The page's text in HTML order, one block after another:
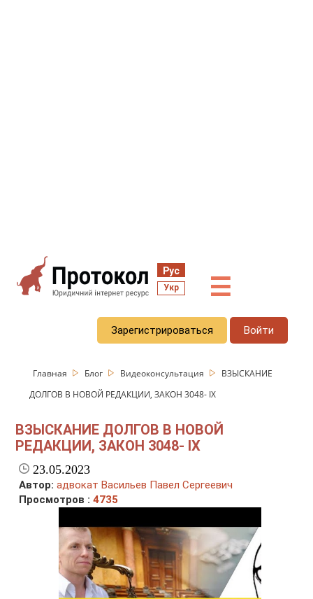
Рус
Укр ☰
Зарегистрироваться Войти
Главная Блог Видеоконсультация
ВЗЫСКАНИЕ
ДОЛГОВ В НОВОЙ РЕДАКЦИИ, ЗАКОН 3048- ІХ
ВЗЫСКАНИЕ ДОЛГОВ В НОВОЙ
РЕДАКЦИИ, ЗАКОН 3048- ІХ
23.05.2023
Автор: адвокат Васильев Павел Сергеевич
Просмотров :4735